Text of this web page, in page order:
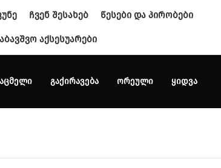
ᲩᲕᲔᲜ ᲨᲔᲡᲐᲮᲔᲑ ᲬᲔᲡᲔᲑᲘ ᲓᲐ ᲞᲘᲠᲝᲑᲔᲑᲘ
ᲐᲥᲡᲔᲡᲣᲐᲠᲔᲑᲘ
ᲒᲐᲥᲘᲠᲐᲕᲔᲑᲐ ᲝᲠᲔᲣᲚᲘ ᲧᲘᲓᲕᲐ